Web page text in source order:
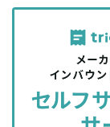
記
を
シ
ェ